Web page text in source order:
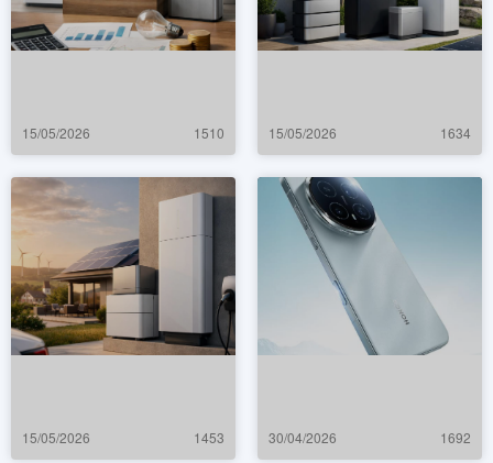
15/05/2026 1510 15/05/2026 1634
15/05/2026 1453 30/04/2026 1692